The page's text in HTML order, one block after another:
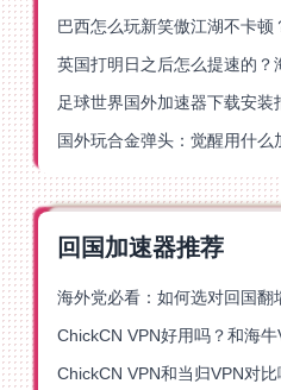
英国打明日之后怎么提速的
回国加速器推荐